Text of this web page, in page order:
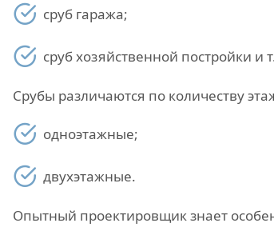
сруб гаража;
сруб хозяйственной постройки и
Срубы различаются по количеству
одноэтажные;
двухэтажные.
Опытный проектировщик знает